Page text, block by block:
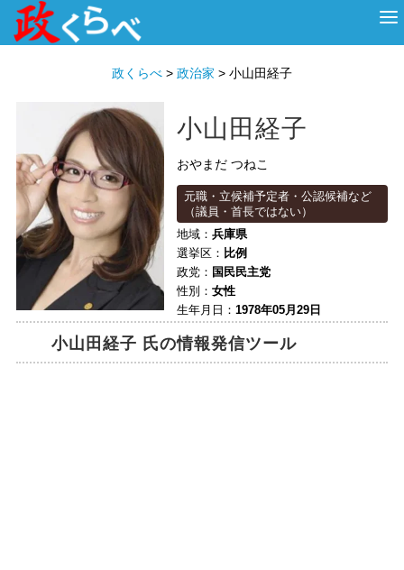
政くらべ > 政治家 > 小山田経子
小山田経子
おやまだ つねこ
元職・立候補予定者・公認候補など
（議員・首長ではない）
地域： 兵庫県
選挙区： 比例
政党： 国民民主党
性別： 女性
生年月日： 1978年05月29日
小山田経子 氏の情報発信ツール